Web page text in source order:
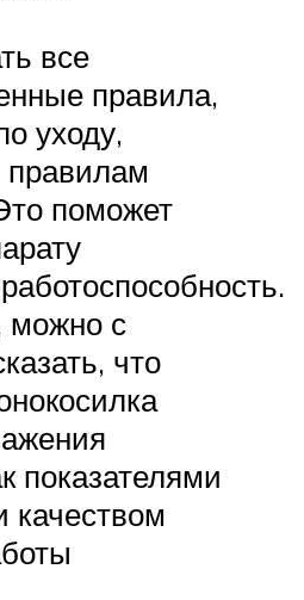
все
правила,
уходу,
правилам
поможет
можно с
что
показателями
качеством